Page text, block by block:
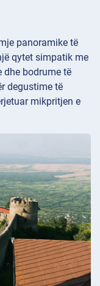
panoramike të
qytet simpatik me
dhe bodrume të
degustime të
mikpritjen e